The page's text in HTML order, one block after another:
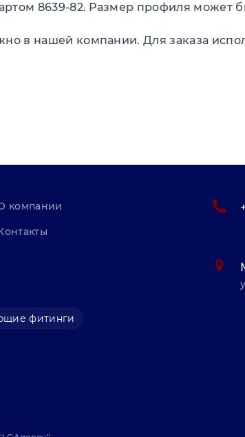
8639-82. Размер профиля может
нашей компании. Для заказа
компании
фитинги